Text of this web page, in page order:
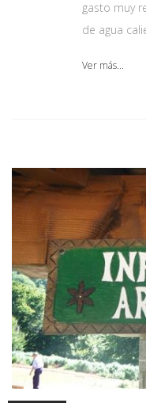
gasto muy
de agua
Ver más...